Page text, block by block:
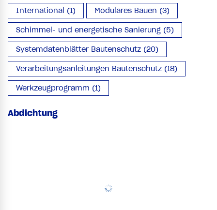
International (1) Modulares Bauen (3)
Schimmel- und energetische Sanierung (5)
Systemdatenblätter Bautenschutz (20)
Verarbeitungsanleitungen Bautenschutz (18)
Werkzeugprogramm (1)
Abdichtung